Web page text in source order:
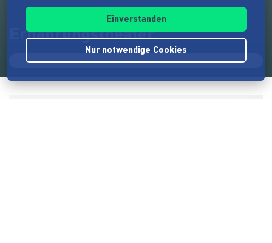
Ernährungstheater
Einverstanden
Nur notwendige Cookies